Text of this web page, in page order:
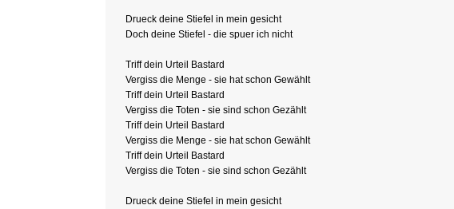
Drueck deine Stiefel in mein gesicht
Doch deine Stiefel - die spuer ich nicht
Triff dein Urteil Bastard
Vergiss die Menge - sie hat schon Gewählt
Triff dein Urteil Bastard
Vergiss die Toten - sie sind schon Gezählt
Triff dein Urteil Bastard
Vergiss die Menge - sie hat schon Gewählt
Triff dein Urteil Bastard
Vergiss die Toten - sie sind schon Gezählt
Drueck deine Stiefel in mein gesicht